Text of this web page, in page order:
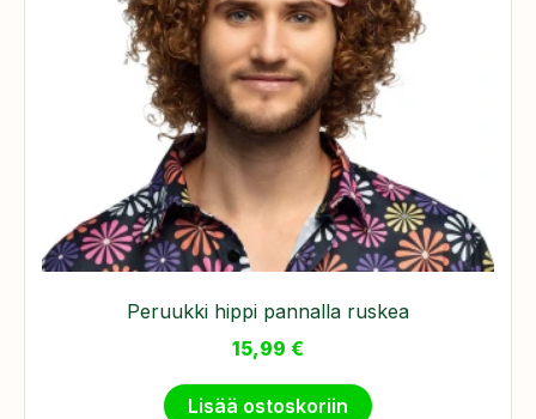
Peruukki hippi pannalla ruskea
15,99 €
Lisää ostoskoriin